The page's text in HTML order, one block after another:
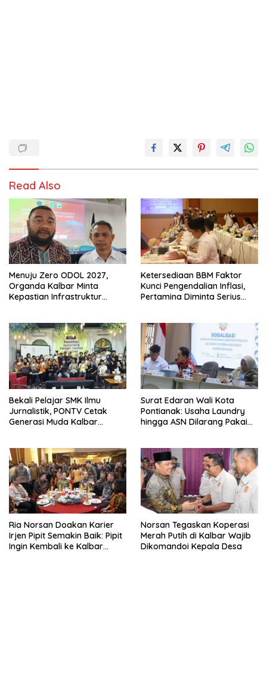
Read Also
Menuju Zero ODOL 2027,
Organda Kalbar Minta
Kepastian Infrastruktur
Ketersediaan BBM Faktor
Kunci Pengendalian Inflasi,
Pertamina Diminta Serius
Bekali Pelajar SMK Ilmu
Jurnalistik, PONTV Cetak
Generasi Muda Kalbar
Surat Edaran Wali Kota
Pontianak: Usaha Laundry
hingga ASN Dilarang Pakai
Ria Norsan Doakan Karier
Irjen Pipit Semakin Baik: Pipit
Ingin Kembali ke Kalbar
Norsan Tegaskan Koperasi
Merah Putih di Kalbar Wajib
Dikomandoi Kepala Desa